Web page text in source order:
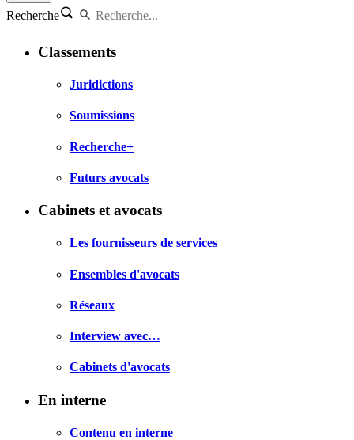
Recherche
Classements
Juridictions
Soumissions
Recherche+
Futurs avocats
Cabinets et avocats
Les fournisseurs de services
Ensembles d'avocats
Réseaux
Interview avec…
Cabinets d'avocats
En interne
Contenu en interne